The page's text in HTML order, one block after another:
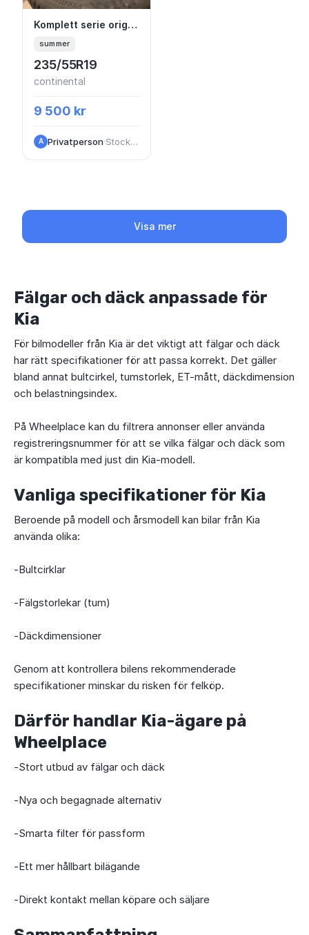
Komplett serie original sommarhjul Kia
Komplett serie original sommarhjul Kia Sorento 2023
summer
235/55R19
continental
9 500 kr
A Privatperson· Stockholm
Visa mer
Fälgar och däck anpassade för
Kia
För bilmodeller från Kia är det viktigt att fälgar och däck
har rätt specifikationer för att passa korrekt. Det gäller
bland annat bultcirkel, tumstorlek, ET-mått, däckdimension
och belastningsindex.
På Wheelplace kan du filtrera annonser eller använda
registreringsnummer för att se vilka fälgar och däck som
är kompatibla med just din Kia-modell.
Vanliga specifikationer för Kia
Beroende på modell och årsmodell kan bilar från Kia
använda olika:
-Bultcirklar
-Fälgstorlekar (tum)
-Däckdimensioner
Genom att kontrollera bilens rekommenderade
specifikationer minskar du risken för felköp.
Därför handlar Kia-ägare på
Wheelplace
-Stort utbud av fälgar och däck
-Nya och begagnade alternativ
-Smarta filter för passform
-Ett mer hållbart bilägande
-Direkt kontakt mellan köpare och säljare